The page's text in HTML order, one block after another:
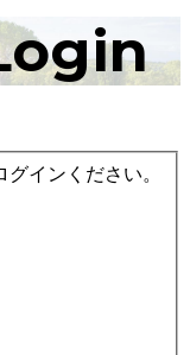
インください。